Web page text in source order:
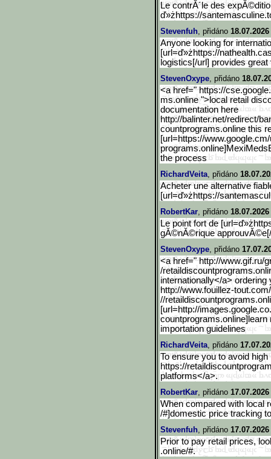
Le contrĂ´le des
ď»żhttps://
Stevenfuh, přidáno
Anyone looking for
[url=ď»żhttps://
logistics[/url] provides great
StevenOxype, přidáno
<a href=" https://
ms.online ">local retail
documentation here
http://balinter.net/redirect/
countprograms.online this
[url=https://www.google.c
the process
RichardVeita, přidáno
Acheter une alternative
[url=ď»żhttps://
RobertKar, přidáno
Le point fort de
gĂ©nĂ©rique
StevenOxype, přidáno
<a href=" http://www.gif.ru/
/
internationally</a>
http://www.fouillez-tout.
//
[url=http://images.google
importation guidelines
RichardVeita, přidáno
To ensure you to avoid
https://
platforms</a>.
RobertKar, přidáno
When compared with local
/#]domestic price tracking
Stevenfuh, přidáno
Prior to pay retail prices,
.online/#.